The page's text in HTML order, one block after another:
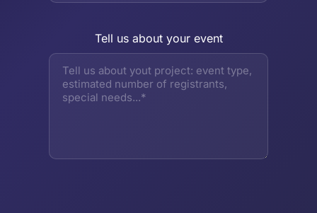
Tell us about your event